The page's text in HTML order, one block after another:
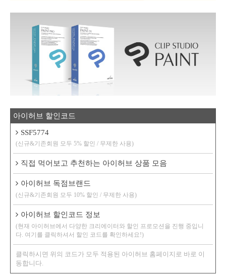
아이허브 할인코드
SSF5774
(신규&기존회원 모두 5% 할인 / 무제한 사용)
직접 먹어보고 추천하는 아이허브 상품 모음
아이허브 독점브랜드
(신규&기존회원 모두 10% 할인 / 무제한 사용)
아이허브 할인코드 정보
(현재 아이허브에서 다양한 크리에이터와 할인 프로모션을 진행 중입니
다. 여기를 클릭하셔서 할인 코드를 확인하세요!)
클릭하시면 위의 코드가 모두 적용된 아이허브 홈페이지로 바로 이
동합니다.